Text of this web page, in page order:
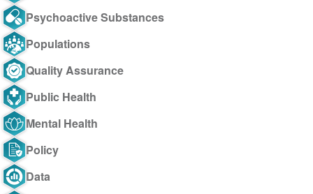
Psychoactive Substances
Populations
Quality Assurance
Public Health
Mental Health
Policy
Data